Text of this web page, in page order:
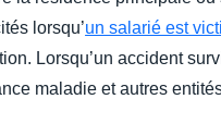
lorsqu’un salarié est
Lorsqu’un accident
maladie et autres